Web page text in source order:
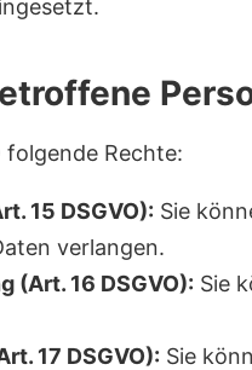
folgende Rechte:
15 DSGVO): Sie
verlangen.
(Art. 16 DSGVO): Sie
17 DSGVO): Sie